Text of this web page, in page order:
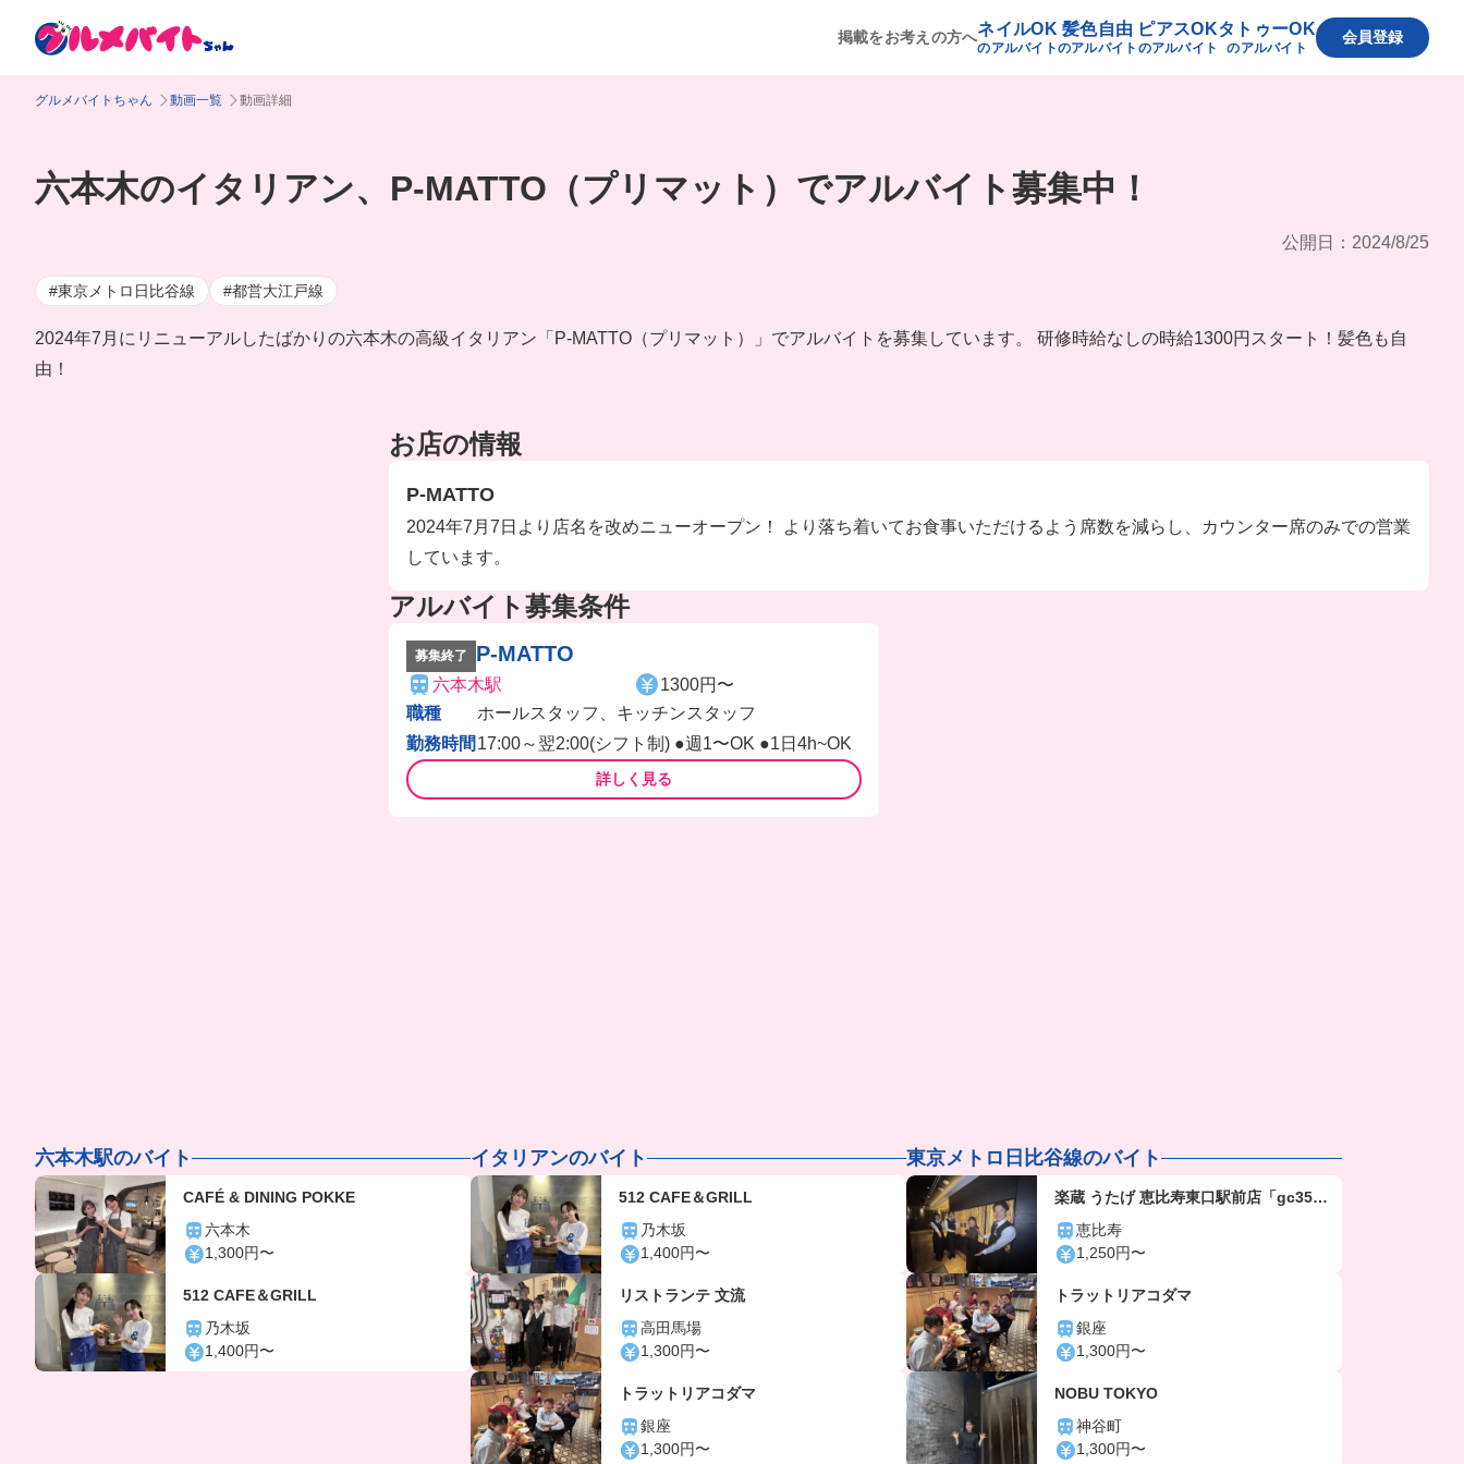
掲載をお考えの方へネイルOK
のアルバイト
髪色自由
のアルバイト
ピアスOK
のアルバイト
タトゥーOK
のアルバイト
会員登録
グルメバイトちゃん 動画一覧 動画詳細
六本木のイタリアン、P-MATTO（プリマット）でアルバイト募集中！
公開日：2024/8/25
#東京メトロ日比谷線 #都営大江戸線
2024年7月にリニューアルしたばかりの六本木の高級イタリアン「P-MATTO（プリマット）」でアルバイトを募集しています。 研修時給なしの時給1300円スタート！髪色も自
由！
お店の情報
P-MATTO
2024年7月7日より店名を改めニューオープン！ より落ち着いてお食事いただけるよう席数を減らし、カウンター席のみでの営業
しています。
アルバイト募集条件
募集終了 P-MATTO
六本木駅
1300円〜
職種
ホールスタッフ、キッチンスタッフ
勤務時間 17:00～翌2:00(シフト制) ●週1〜OK ●1日4h~OK
詳しく見る
六本木駅のバイト
CAFÉ & DINING POKKE
六本木
1,300円〜
512 CAFE＆GRILL
乃木坂
1,400円〜
イタリアンのバイト
512 CAFE＆GRILL
乃木坂
1,400円〜
リストランテ 文流
高田馬場
1,300円〜
トラットリアコダマ
銀座
1,300円〜
東京メトロ日比谷線のバイト
楽蔵 うたげ 恵比寿東口駅前店「gc356
4」恵比寿
1,250円〜
トラットリアコダマ
銀座
1,300円〜
NOBU TOKYO
神谷町
1,300円〜